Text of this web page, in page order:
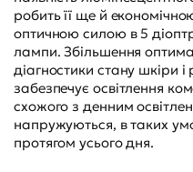
робить її ще й
оптичною силою в 5
лампи. Збільшення
діагностики стану шкіри
забезпечує освітлення
схожого з денним
напружуються, в таких
протягом усього дня.